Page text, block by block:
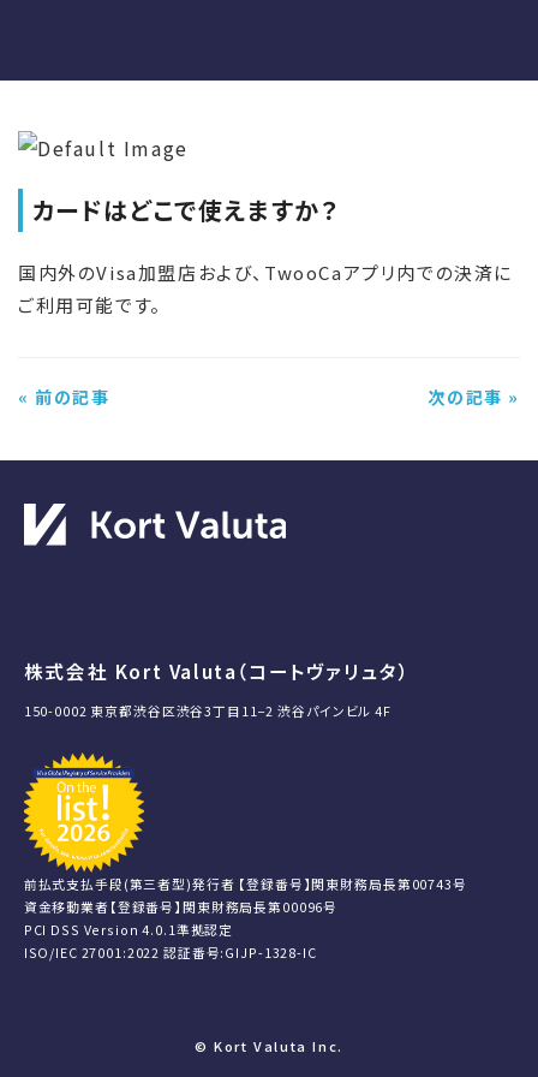
カードはどこで使えますか？
国内外のVisa加盟店および、 TwooCaアプリ内での決済に
ご利用可能です。
« 前の記事 次の記事 »
株式会社 Kort Valuta（コートヴァリュタ）
150-0002 東京都渋谷区渋谷3丁目11−2 渋谷パインビル 4F
前払式支払手段(第三者型)発行者 【登録番号】関東財務局長第00743号
資金移動業者【登録番号】関東財務局長第00096号
PCI DSS Version 4.0.1準拠認定
ISO/IEC 27001:2022 認証番号:GIJP-1328-IC
© Kort Valuta Inc.